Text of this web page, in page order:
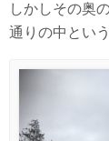
しかしその奥
通りの中とい